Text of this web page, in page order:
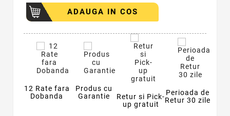
ADAUGA IN COS
12 Rate fara
Dobanda
Produs cu
Garantie
Retur si Pick-
up gratuit
Perioada de
Retur 30 zile